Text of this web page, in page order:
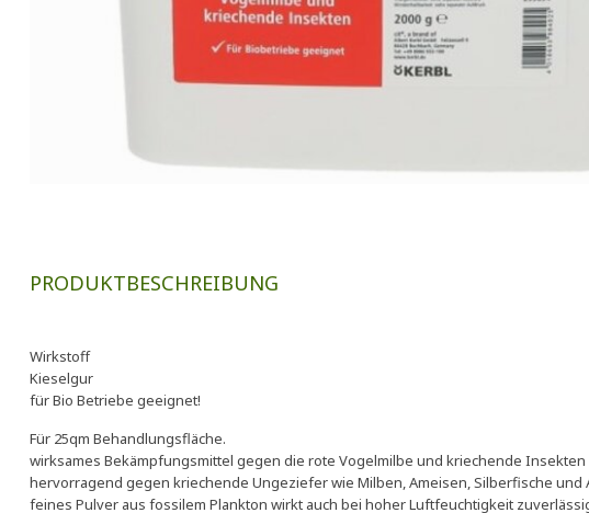
PRODUKTBESCHREIBUNG
Wirkstoff
Kieselgur
für Bio Betriebe geeignet!
Für 25qm Behandlungsfläche.
wirksames Bekämpfungsmittel gegen die rote Vogelmilbe und kriechende Insekten
hervorragend gegen kriechende Ungeziefer wie Milben, Ameisen, Silberfische und
feines Pulver aus fossilem Plankton wirkt auch bei hoher Luftfeuchtigkeit